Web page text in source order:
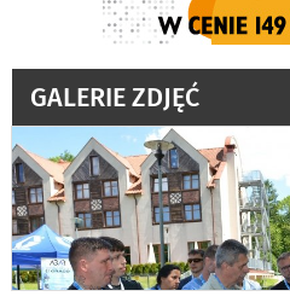
GALERIE ZDJĘĆ